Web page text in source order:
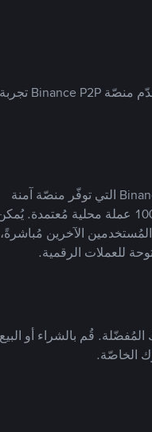
بينما تستهدف العديد من منصّات تداول P2P أسواقًا مُحددة، تُقدّم منصّة Binance P2P تجربة
يضع ملايين المُستخدمين حول العالم ثقتهم في منصّة Binance P2P التي توفّر منصّة آمنة
لتداول العملات الرقمية بأكثر من 800 طريقة دفع وأكثر من 100 عملة محلية مُعتمدة.
الآخرين مُباشرةً،
للعملات الرقمية.
قُم بالشراء أو البيع
الخاصّة.